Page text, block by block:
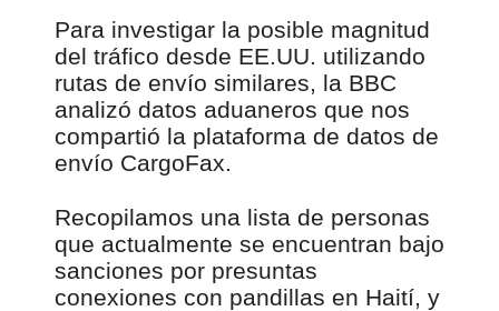
Para investigar la posible magnitud
del tráfico desde EE.UU. utilizando
rutas de envío similares, la BBC
analizó datos aduaneros que nos
compartió la plataforma de datos de
envío CargoFax.
Recopilamos una lista de personas
que actualmente se encuentran bajo
sanciones por presuntas
conexiones con pandillas en Haití, y